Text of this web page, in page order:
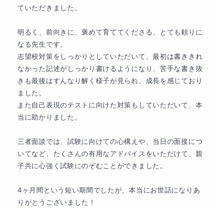
【学歴】
2013年3月　私立東京女学館中学校卒業
2016年3月　私立東京女学館高等学校卒業入学
2020年3月　東京藝術大学音楽学部声楽科卒業
2023年3月　東京藝術大学大学院音楽研究科オペラ専
攻修了
【職歴】
2016年〜2023年　（株）トライプラス赤羽校　講師
【免許・資格】
中学校教諭専修免許（音楽）
実用英語技能検定2級
ていただきました。
明るく、前向きに、褒めて育ててくださる、とても頼りに
なる先生です。
志望校対策をしっかりとしていただいて、最初は書ききれ
なかった記述がしっかり書けるようになり、苦手な書き抜
きも最後はすんなり解く様子が見られ、成長を感じており
ました。
また自己表現のテストに向けた対策もしていただいて、本
当に助かりました。
三者面談では、試験に向けての心構えや、当日の面接につ
いてなど、たくさんの有用なアドバイスをいただけて、親
子共に心強く試験にのぞむことができました。
4ヶ月間という短い期間でしたが、本当にお世話になりあ
りがとうございました！